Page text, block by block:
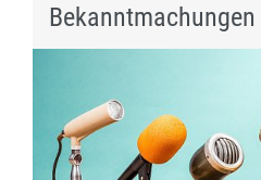
Bekanntmachungen